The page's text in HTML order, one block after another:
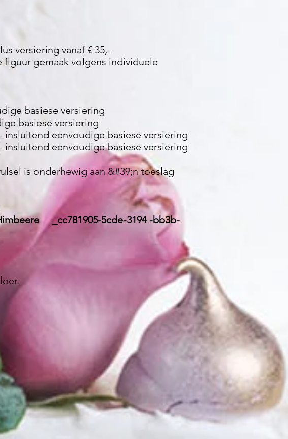
versiering vanaf € 35,-
gemaak volgens individuele
basiese versiering
basiese versiering
insluitend eenvoudige basiese versiering
insluitend eenvoudige basiese versiering
is onderhewig aan &#39;n toeslag
_cc781905-5cde-3194 -bb3b-